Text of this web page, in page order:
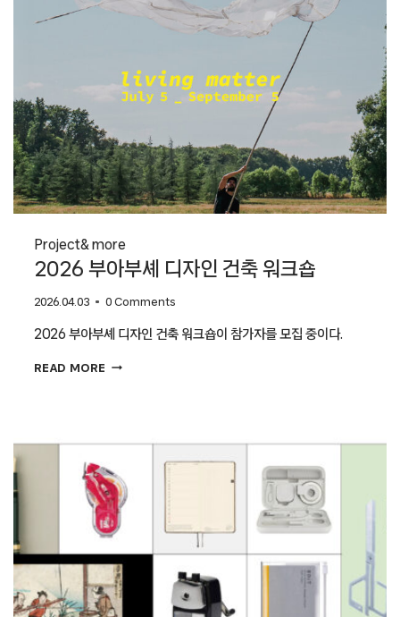
Project& more
2026 부아부셰 디자인 건축 워크숍
2026.04.03 0 Comments
2026 부아부셰 디자인 건축 워크숍이 참가자를 모집 중이다.
READ MORE 2026